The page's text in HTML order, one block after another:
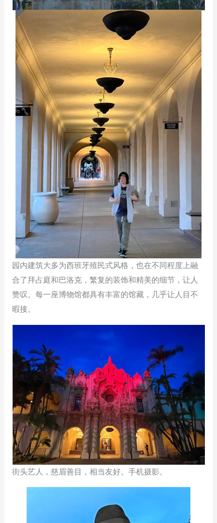
园内建筑大多为西班牙殖民式风格，也在不同程度上融
合了拜占庭和巴洛克，繁复的装饰和精美的细节，让人
赞叹。每一座博物馆都具有丰富的馆藏，几乎让人目不
暇接。
街头艺人，慈眉善目，相当友好。手机摄影。